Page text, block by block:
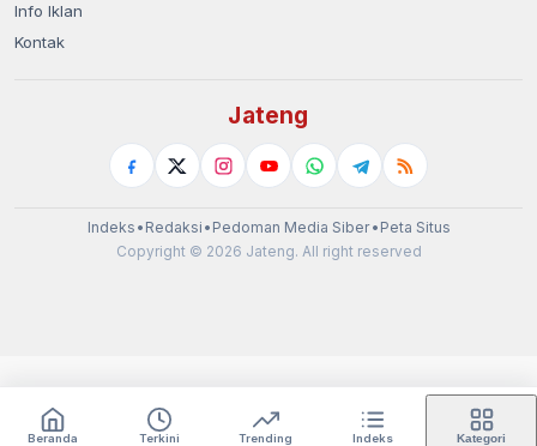
Beranda Terkini Trending Indeks Kategori
Info Iklan
Kontak
Jateng
Indeks • Redaksi • Pedoman Media Siber• Peta Situs
Copyright © 2026 Jateng. All right reserved